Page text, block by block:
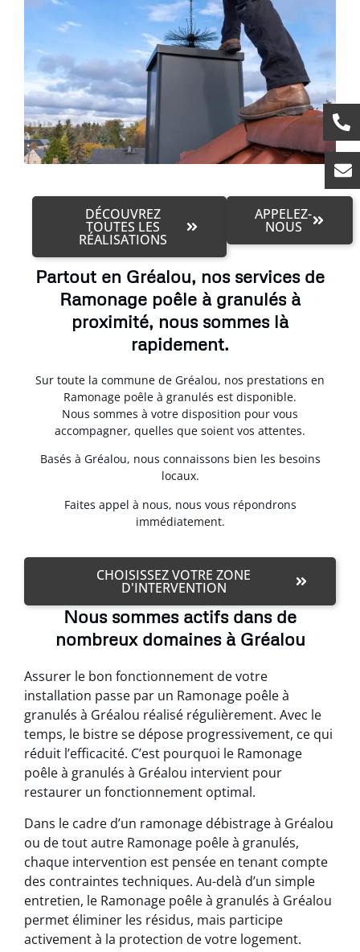
DÉCOUVREZ
TOUTES LES
RÉALISATIONS
APPELEZ-
NOUS
Partout en Gréalou, nos services de
Ramonage poêle à granulés à
proximité, nous sommes là
rapidement.
Sur toute la commune de Gréalou, nos prestations en
Ramonage poêle à granulés est disponible.
Nous sommes à votre disposition pour vous
accompagner, quelles que soient vos attentes.
Basés à Gréalou, nous connaissons bien les besoins
locaux.
Faites appel à nous, nous vous répondrons
immédiatement.
CHOISISSEZ VOTRE ZONE
D'INTERVENTION
Nous sommes actifs dans de
nombreux domaines à Gréalou
Assurer le bon fonctionnement de votre
installation passe par un Ramonage poêle à
granulés à Gréalou réalisé régulièrement. Avec le
temps, le bistre se dépose progressivement, ce qui
réduit l’efficacité. C’est pourquoi le Ramonage
poêle à granulés à Gréalou intervient pour
restaurer un fonctionnement optimal.
Dans le cadre d’un ramonage débistrage à Gréalou
ou de tout autre Ramonage poêle à granulés,
chaque intervention est pensée en tenant compte
des contraintes techniques. Au-delà d’un simple
entretien, le Ramonage poêle à granulés à Gréalou
permet éliminer les résidus, mais participe
activement à la protection de votre logement.